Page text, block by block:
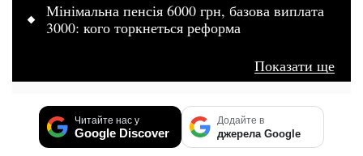
Мінімальна пенсія 6000 грн, базова виплата
3000: кого торкнеться реформа
Показати ще
Читайте нас у
Google Discover
Додайте в
джерела Google